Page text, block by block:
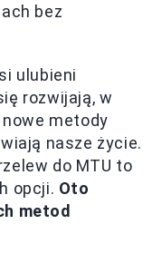
bez
ulubieni
rozwijają, w
metody
nasze życie.
do MTU to
opcji. Oto
metod